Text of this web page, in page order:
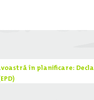
în planificare: